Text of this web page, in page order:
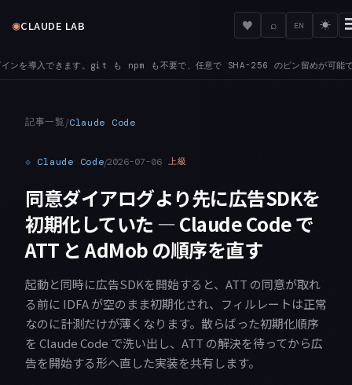
◉CLAUDE LAB ♥ ⌕ EN ☀
、任意で SHA-256 のピン留めが可能です ●BEDROCK —
記事一覧/Claude Code
⟐ Claude Code/2026-07-06 上級
同意ダイアログより先に広告SDKを
初期化していた — Claude Code で
ATT と AdMob の順序を直す
起動と同時に広告SDKを開始すると、ATT の同意が取れ
る前に IDFA が空のまま初期化され、フィルレートは正常
なのに計測だけが薄くなります。散らばった初期化順序
を Claude Code で洗い出し、ATT の解決を待ってから広
告を開始する形へ直した実装を共有します。